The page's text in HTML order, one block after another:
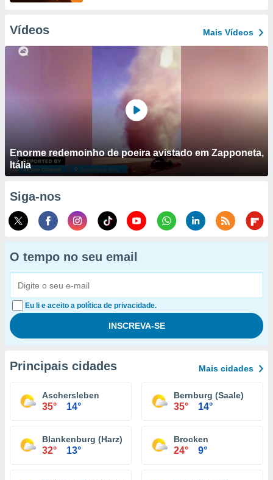
Vídeos Mais Vídeos
Enorme redemoinho de poeira avistado em Zapponeta,
Itália
Siga-nos
O tempo no seu email
Eu li e aceito a política de privacidade.
Principais cidades Mais cidades
Aschersleben
35° 14°
Bernburg (Saale)
35° 14°
Blankenburg (Harz)
32° 13°
Brocken
24° 9°